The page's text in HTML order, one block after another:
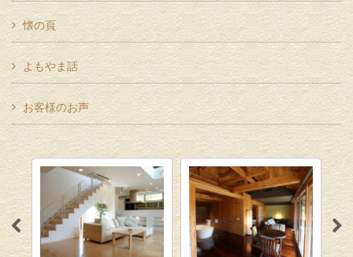
懐の頁
よもやま話
お客様のお声